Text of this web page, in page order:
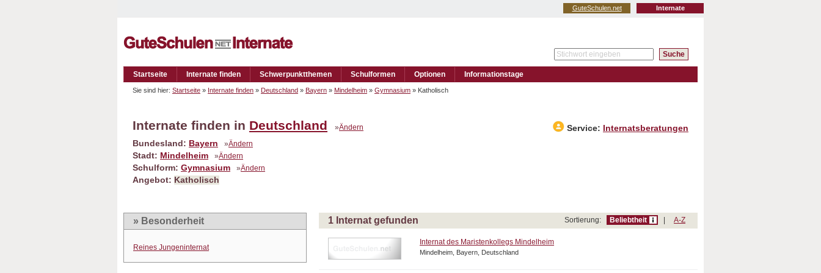
Internate
GuteSchulen.net
Startseite Internate finden Schwerpunktthemen Schulformen Optionen Informationstage
Sie sind hier: Startseite » Internate finden » Deutschland » Bayern » Mindelheim » Gymnasium » Katholisch
Internate finden in Deutschland »Ändern Service:
Internatsberatungen
Bundesland: Bayern »Ändern
Stadt: Mindelheim »Ändern
Schulform: Gymnasium »Ändern
Angebot: Katholisch
» Besonderheit
Reines Jungeninternat
1 Internat gefunden Sortierung: Beliebtheit A-Z
Internat des Maristenkollegs Mindelheim
Mindelheim, Bayern, Deutschland